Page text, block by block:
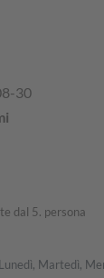
30
dal 5. persona
Lunedì, Martedì,